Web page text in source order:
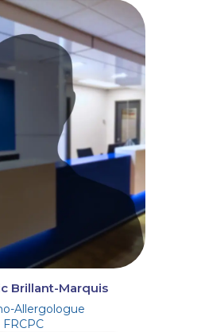
Brillant-Marquis
Allergologue
FRCPC